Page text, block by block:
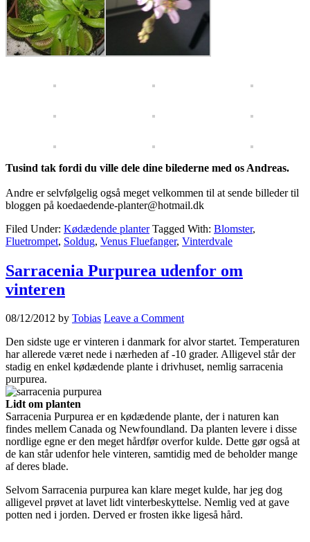
Tusind tak fordi du ville dele dine bilederne med os Andreas.
Andre er selvfølgelig også meget velkommen til at sende billeder til
bloggen på koedaedende-planter@hotmail.dk
Filed Under: Kødædende planter Tagged With: Blomster,
Fluetrompet, Soldug, Venus Fluefanger, Vinterdvale
Sarracenia Purpurea udenfor om
vinteren
08/12/2012 by Tobias Leave a Comment
Den sidste uge er vinteren i danmark for alvor startet. Temperaturen
har allerede været nede i nærheden af -10 grader. Alligevel står der
stadig en enkel kødædende plante i drivhuset, nemlig sarracenia
purpurea.
Lidt om planten
Sarracenia Purpurea er en kødædende plante, der i naturen kan
findes mellem Canada og Newfoundland. Da planten levere i disse
nordlige egne er den meget hårdfør overfor kulde. Dette gør også at
de kan står udenfor hele vinteren, samtidig med de beholder mange
af deres blade.
Selvom Sarracenia purpurea kan klare meget kulde, har jeg dog
alligevel prøvet at lavet lidt vinterbeskyttelse. Nemlig ved at gave
potten ned i jorden. Derved er frosten ikke ligeså hård.